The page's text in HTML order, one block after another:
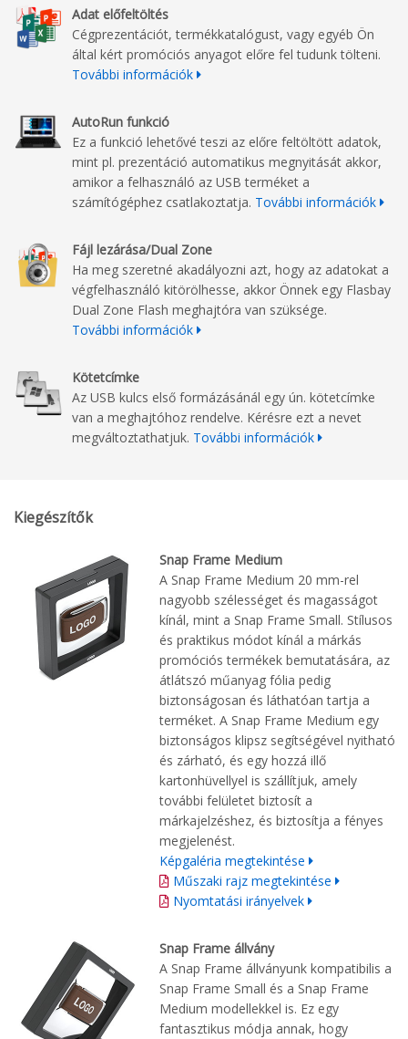
Adat előfeltöltés
Cégprezentációt, termékkatalógust, vagy egyéb Ön
által kért promóciós anyagot előre fel tudunk tölteni.
További információk
AutoRun funkció
Ez a funkció lehetővé teszi az előre feltöltött adatok,
mint pl. prezentáció automatikus megnyitását akkor,
amikor a felhasználó az USB terméket a
számítógéphez csatlakoztatja. További információk
Fájl lezárása/Dual Zone
Ha meg szeretné akadályozni azt, hogy az adatokat a
végfelhasználó kitörölhesse, akkor Önnek egy Flasbay
Dual Zone Flash meghajtóra van szüksége.
További információk
Kötetcímke
Az USB kulcs első formázásánál egy ún. kötetcímke
van a meghajtóhoz rendelve. Kérésre ezt a nevet
megváltoztathatjuk. További információk
Kiegészítők
Snap Frame Medium
A Snap Frame Medium 20 mm-rel
nagyobb szélességet és magasságot
kínál, mint a Snap Frame Small. Stílusos
és praktikus módot kínál a márkás
promóciós termékek bemutatására, az
átlátszó műanyag fólia pedig
biztonságosan és láthatóan tartja a
terméket. A Snap Frame Medium egy
biztonságos klipsz segítségével nyitható
és zárható, és egy hozzá illő
kartonhüvellyel is szállítjuk, amely
további felületet biztosít a
márkajelzéshez, és biztosítja a fényes
megjelenést.
Képgaléria megtekintése
Műszaki rajz megtekintése
Nyomtatási irányelvek
Snap Frame állvány
A Snap Frame állványunk kompatibilis a
Snap Frame Small és a Snap Frame
Medium modellekkel is. Ez egy
fantasztikus módja annak, hogy